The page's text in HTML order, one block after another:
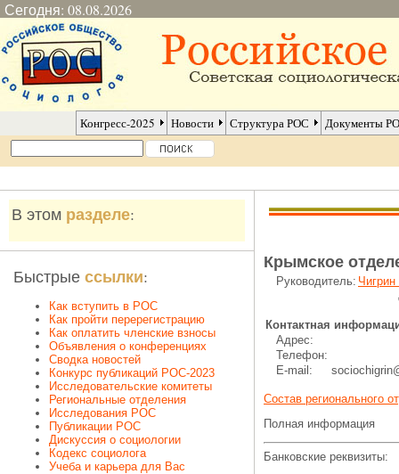
Сегодня: 08.08.2026
Конгресс-2025 Новости Структура РОС Документы
В этом разделе:
Быстрые ссылки:
Как вступить в РОС
Как пройти перерегистрацию
Как оплатить членские взносы
Объявления о конференциях
Сводка новостей
Конкурс публикаций РОС-2023
Исследовательские комитеты
Региональные отделения
Исследования РОС
Публикации РОС
Дискуссия о социологии
Кодекс социолога
Учеба и карьера для Вас
Крымское
Руководитель:
,
Контактная
Адрес:
Телефон:
E-mail:
Состав регионального
Полная информация
Банковские реквизиты: